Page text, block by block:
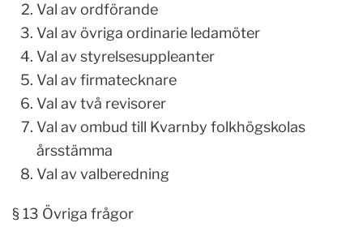
Val av ordförande
Val av övriga ordinarie ledamöter
Val av styrelsesuppleanter
Val av firmatecknare
Val av två revisorer
Val av ombud till Kvarnby folkhögskolas
årsstämma
Val av valberedning
§ 13 Övriga frågor